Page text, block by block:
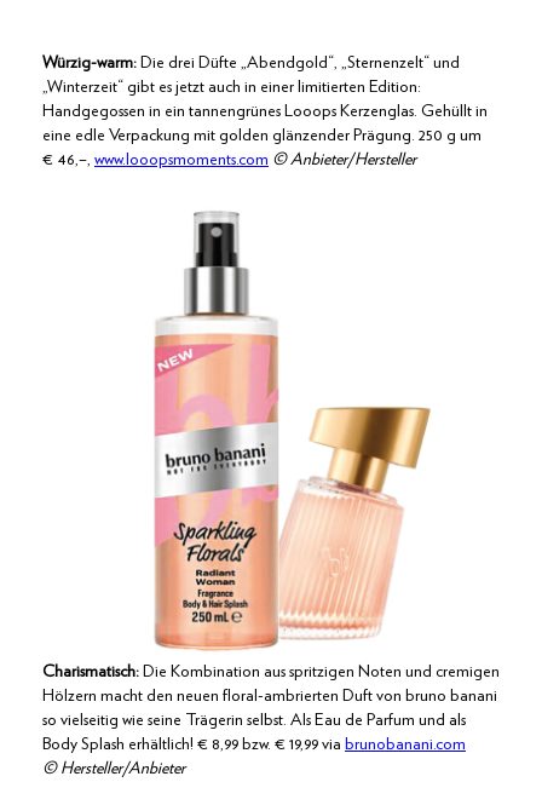
Würzig-warm: Die drei Düfte „Abendgold“, „Sternenzelt“ und
„Winterzeit“ gibt es jetzt auch in einer limitierten Edition:
Handgegossen in ein tannengrünes Looops Kerzenglas. Gehüllt in
eine edle Verpackung mit golden glänzender Prägung. 250 g um
€ 46,–, www.looopsmoments.com © Anbieter/Hersteller
Charismatisch: Die Kombination aus spritzigen Noten und cremigen
Hölzern macht den neuen floral-ambrierten Duft von bruno banani
so vielseitig wie seine Trägerin selbst. Als Eau de Parfum und als
Body Splash erhältlich! € 8,99 bzw. € 19,99 via brunobanani.com
© Hersteller/Anbieter